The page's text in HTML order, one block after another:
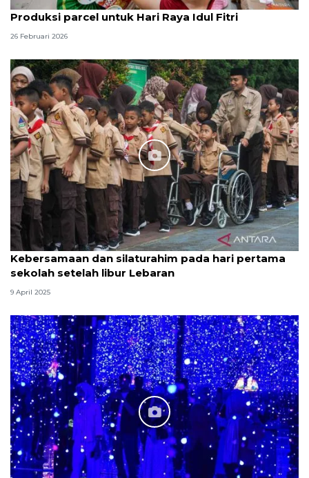
Produksi parcel untuk Hari Raya Idul Fitri
26 Februari 2026
Kebersamaan dan silaturahim pada hari pertama
sekolah setelah libur Lebaran
9 April 2025